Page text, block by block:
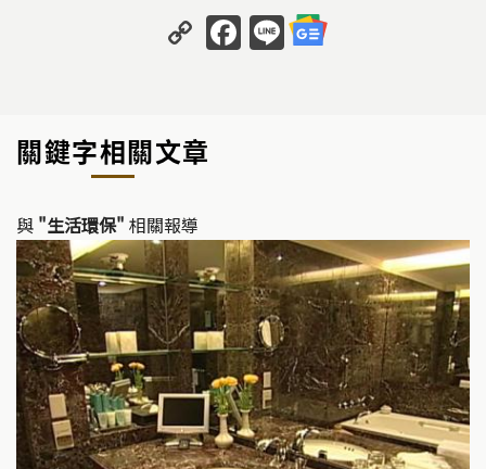
C
o
y
Li
k
F
a
o
k
Li
n
關鍵字相關文章
與 "生活環保" 相關報導